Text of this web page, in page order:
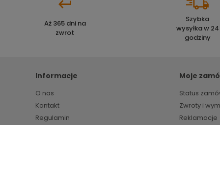
Aż 365 dni na
zwrot
Szybka
wysyłka w 24
godziny
Informacje
O nas
Kontakt
Regulamin
Moje
Status
Zwroty i
Reklamacje